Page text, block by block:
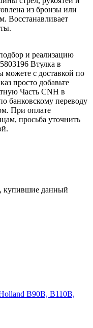
из бронзы или
Восстанавливает
и реализацию
Втулка в
с доставкой по
просто добавьте
Часть CNH в
банковскому переводу
При оплате
просьба уточнить
купившие данный
B90B, B110B,